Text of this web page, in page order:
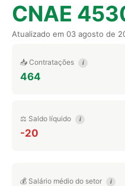
CNAE
Atualizado em 03 agosto de
📥 Contratações i
464
⚖️ Saldo líquido i
-20
💰 Salário médio do setor i